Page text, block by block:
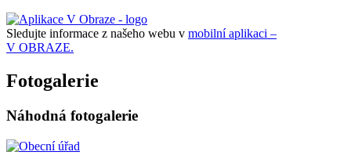
Sledujte informace z našeho webu v mobilní aplikaci –
V OBRAZE.
Fotogalerie
Náhodná fotogalerie